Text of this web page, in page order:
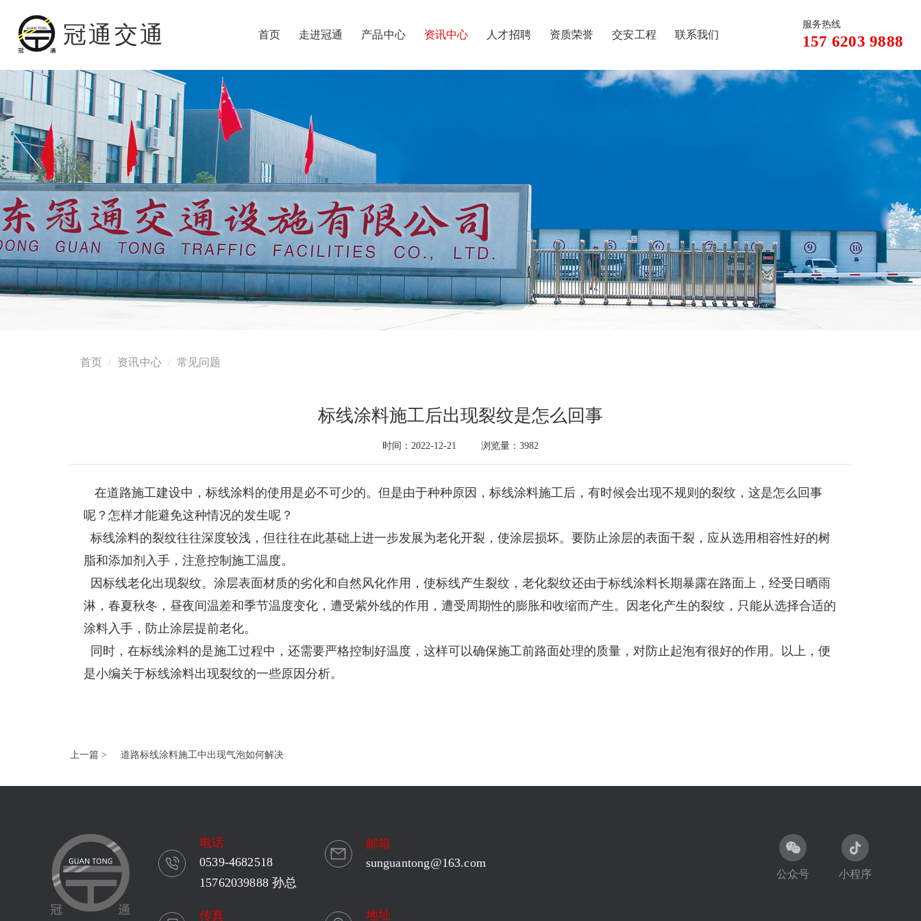
冠通交通 首页 走进冠通 产品中心 资讯中心 人才招聘 资质荣誉 交安工程 联系我们
服务热线
157 6203 9888
首页 资讯中心 常见问题
标线涂料施工后出现裂纹是怎么回事
时间：2022-12-21 浏览量：3982
在道路施工建设中，标线涂料的使用是必不可少的。但是由于种种原因，标线涂料施工后，有时候会出现不规则的裂纹，这是怎么回事
呢？怎样才能避免这种情况的发生呢？
标线涂料的裂纹往往深度较浅，但往往在此基础上进一步发展为老化开裂，使涂层损坏。要防止涂层的表面干裂，应从选用相容性好的树
脂和添加剂入手，注意控制施工温度。
因标线老化出现裂纹。涂层表面材质的劣化和自然风化作用，使标线产生裂纹，老化裂纹还由于标线涂料长期暴露在路面上，经受日晒雨
淋，春夏秋冬，昼夜间温差和季节温度变化，遭受紫外线的作用，遭受周期性的膨胀和收缩而产生。因老化产生的裂纹，只能从选择合适的
涂料入手，防止涂层提前老化。
同时，在标线涂料的是施工过程中，还需要严格控制好温度，这样可以确保施工前路面处理的质量，对防止起泡有很好的作用。以上，便
是小编关于标线涂料出现裂纹的一些原因分析。
上一篇 > 道路标线涂料施工中出现气泡如何解决
电话
0539-4682518
15762039888 孙总
传真
邮箱
sunguantong@163.com
地址
公众号 小程序